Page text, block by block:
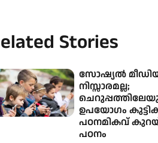
Stories
സോഷ്യല്‍
നിസ്സാരമല്ല;
ഉപയോഗം
പഠനമികവ്
പഠനം